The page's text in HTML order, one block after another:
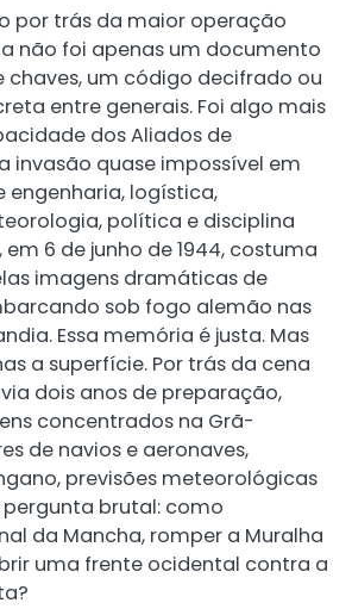
por trás da maior operação
não foi apenas um documento
chaves, um código decifrado ou
entre generais. Foi algo mais
dos Aliados de
invasão quase impossível em
engenharia, logística,
política e disciplina
em 6 de junho de 1944, costuma
imagens dramáticas de
sob fogo alemão nas
Essa memória é justa. Mas
a superfície. Por trás da cena
dois anos de preparação,
concentrados na Grã-
de navios e aeronaves,
previsões meteorológicas
brutal: como
da Mancha, romper a Muralha
uma frente ocidental contra a